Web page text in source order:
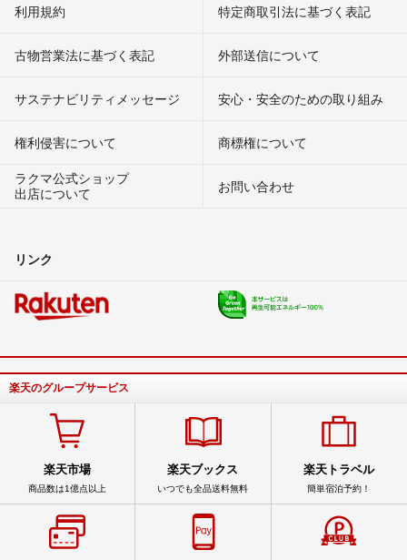
利用規約 特定商取引法に基づく表記
古物営業法に基づく表記 外部送信について
サステナビリティメッセージ 安心・安全のための取り組み
権利侵害について
商標権について
ラクマ公式ショップ
出店について
お問い合わせ
リンク
楽天のグループサービス
楽天市場
商品数は1億点以上
楽天ブックス
いつでも全品送料無料
楽天トラベル
簡単宿泊予約！